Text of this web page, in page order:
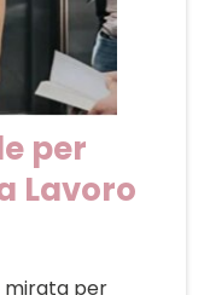
per
Lavoro
mirata per